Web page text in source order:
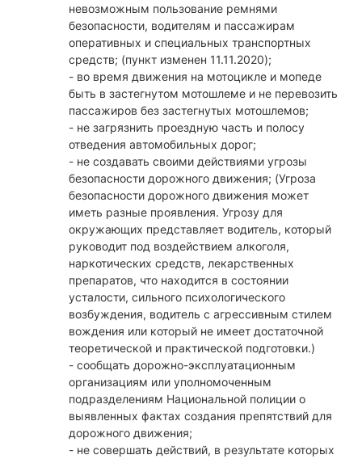
невозможным пользование ремнями
безопасности, водителям и пассажирам
оперативных и специальных транспортных
средств; (пункт изменен 11.11.2020);
- во время движения на мотоцикле и мопеде
быть в застегнутом мотошлеме и не перевозить
пассажиров без застегнутых мотошлемов;
- не загрязнить проездную часть и полосу
отведения автомобильных дорог;
- не создавать своими действиями угрозы
безопасности дорожного движения; (Угроза
безопасности дорожного движения может
иметь разные проявления. Угрозу для
окружающих представляет водитель, который
руководит под воздействием алкоголя,
наркотических средств, лекарственных
препаратов, что находится в состоянии
усталости, сильного психологического
возбуждения, водитель с агрессивным стилем
вождения или который не имеет достаточной
теоретической и практической подготовки.)
- сообщать дорожно-эксплуатационным
организациям или уполномоченным
подразделениям Национальной полиции о
выявленных фактах создания препятствий для
дорожного движения;
- не совершать действий, в результате которых